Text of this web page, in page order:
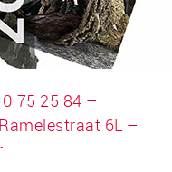
75 25 84 –
6L –